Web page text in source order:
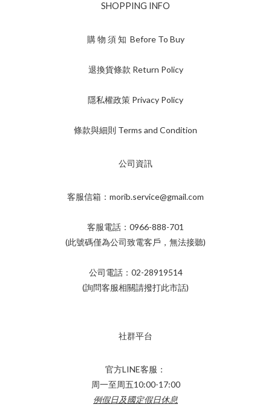
SHOPPING INFO
購 物 須 知 Before To Buy
退換貨條款 Return Policy
隱私權政策 Privacy Policy
條款與細則 Terms and Condition
公司資訊
客服信箱：morib.service@gmail.com
客服電話：0966-888-701
(此號碼僅為公司致電客戶，無法接聽)
公司電話：02-28919514
(詢問客服相關請撥打此市話)
社群平台
官方LINE客服：
周一至周五10:00-17:00
例假日及國定假日休息